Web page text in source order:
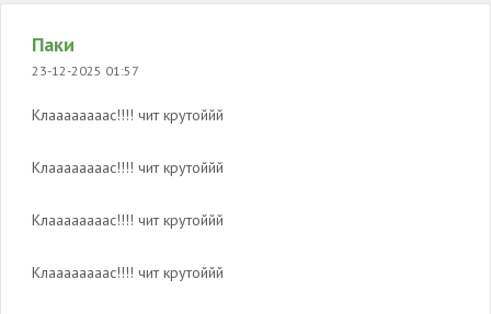
Паки
23-12-2025 01:57
Клаааааааас!!!! чит крутоййй
Клаааааааас!!!! чит крутоййй
Клаааааааас!!!! чит крутоййй
Клаааааааас!!!! чит крутоййй